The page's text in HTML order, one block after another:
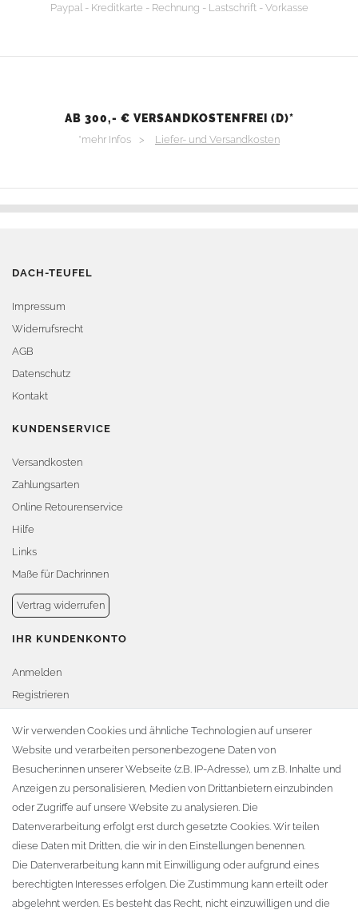
Paypal - Kreditkarte - Rechnung - Lastschrift - Vorkasse
AB 300,- € VERSANDKOSTENFREI (D)*
*mehr Infos > Liefer- und Versandkosten
DACH-TEUFEL
Impressum
Widerrufsrecht
AGB
Datenschutz
Kontakt
KUNDENSERVICE
Versandkosten
Zahlungsarten
Online Retourenservice
Hilfe
Links
Maße für Dachrinnen
Vertrag widerrufen
IHR KUNDENKONTO
Anmelden
Registrieren
Warenkorb
Zur Kasse
KONTAKT
Fa. Steffen Jost
Söbrigener Weg 50
D-01796 Pirna
Telefon:+49 (0)3501 507295
Wir verwenden Cookies und ähnliche Technologien auf unserer
Website und verarbeiten personenbezogene Daten von
Besucher:innen unserer Webseite (z.B. IP-Adresse), um z.B. Inhalte und
Anzeigen zu personalisieren, Medien von Drittanbietern einzubinden
oder Zugriffe auf unsere Website zu analysieren. Die
Datenverarbeitung erfolgt erst durch gesetzte Cookies. Wir teilen
diese Daten mit Dritten, die wir in den Einstellungen benennen.
Die Datenverarbeitung kann mit Einwilligung oder aufgrund eines
berechtigten Interesses erfolgen. Die Zustimmung kann erteilt oder
abgelehnt werden. Es besteht das Recht, nicht einzuwilligen und die